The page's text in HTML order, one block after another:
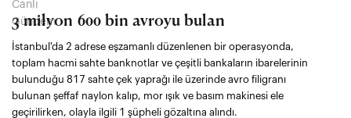
3 milyon 600 bin avroyu bulan
İstanbul'da 2 adrese eşzamanlı düzenlenen bir operasyonda,
toplam hacmi sahte banknotlar ve çeşitli bankaların ibarelerinin
bulunduğu 817 sahte çek yaprağı ile üzerinde avro filigranı
bulunan şeffaf naylon kalıp, mor ışık ve basım makinesi ele
geçirilirken, olayla ilgili 1 şüpheli gözaltına alındı.